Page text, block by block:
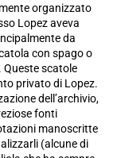
organizzato
Lopez aveva
da
con spago o
Queste scatole
privato di Lopez.
dell’archivio,
fonti
manoscritte
(alcune di